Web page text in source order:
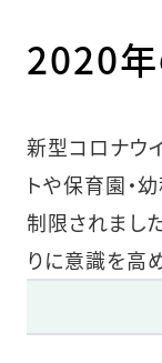
2020
新型コロナウ
トや保育園・
制限されまし
りに意識を高